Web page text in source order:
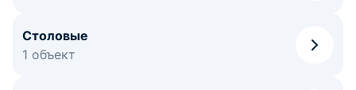
Столовые
1 объект